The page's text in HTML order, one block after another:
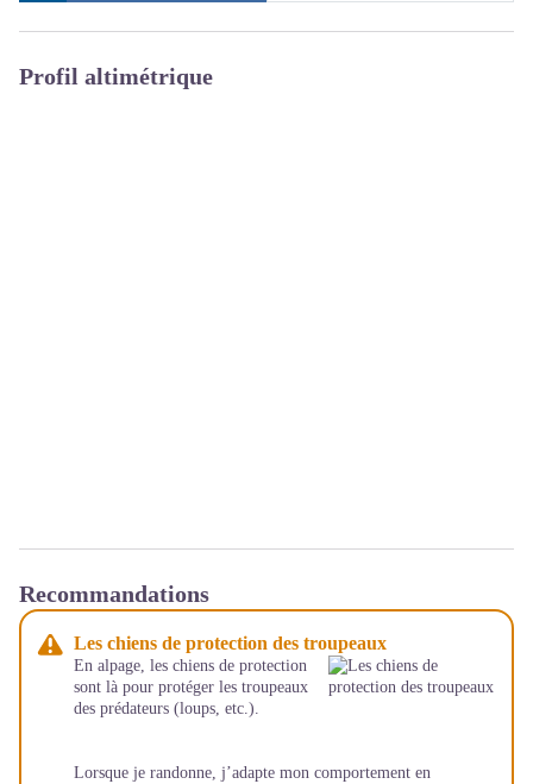
Profil altimétrique
Recommandations
Les chiens de protection des troupeaux
En alpage, les chiens de protection
sont là pour protéger les troupeaux
des prédateurs (loups, etc.).
Lorsque je randonne, j’adapte mon comportement en